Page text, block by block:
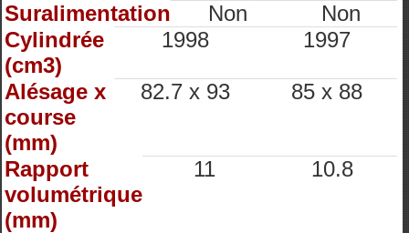
Suralimentation Non
Non
Cylindrée
(cm3)
1998 1997
Alésage x
course
(mm)
82.7 x 93 85 x 88
Rapport
volumétrique
(mm)
11 10.8